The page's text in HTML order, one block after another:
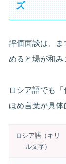
ズ
評価面談は、
めると場が和み
ロシア語でも「
ほめ言葉が具体
ロシア語（キリ
ル文字）